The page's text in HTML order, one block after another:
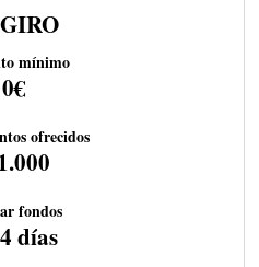
mínimo
0€
ofrecidos
fondos
días